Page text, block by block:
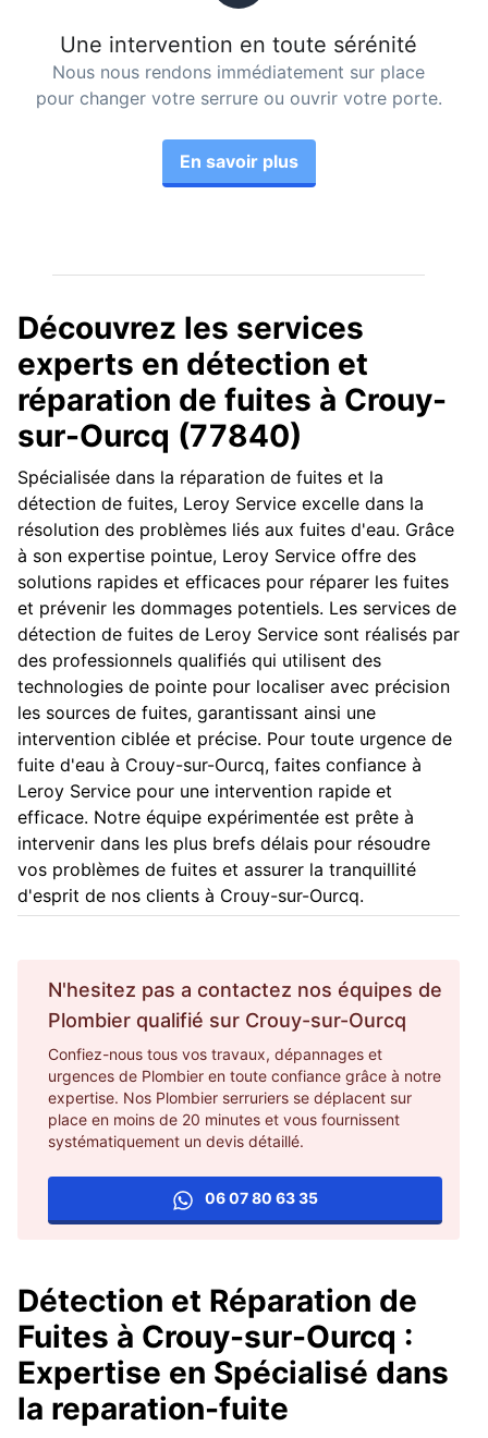
Une intervention en toute sérénité
Nous nous rendons immédiatement sur place
pour changer votre serrure ou ouvrir votre porte.
En savoir plus
Découvrez les services
experts en détection et
réparation de fuites à Crouy-
sur-Ourcq (77840)
Spécialisée dans la réparation de fuites et la
détection de fuites, Leroy Service excelle dans la
résolution des problèmes liés aux fuites d'eau. Grâce
à son expertise pointue, Leroy Service offre des
solutions rapides et efficaces pour réparer les fuites
et prévenir les dommages potentiels. Les services de
détection de fuites de Leroy Service sont réalisés par
des professionnels qualifiés qui utilisent des
technologies de pointe pour localiser avec précision
les sources de fuites, garantissant ainsi une
intervention ciblée et précise. Pour toute urgence de
fuite d'eau à Crouy-sur-Ourcq, faites confiance à
Leroy Service pour une intervention rapide et
efficace. Notre équipe expérimentée est prête à
intervenir dans les plus brefs délais pour résoudre
vos problèmes de fuites et assurer la tranquillité
d'esprit de nos clients à Crouy-sur-Ourcq.
N'hesitez pas a contactez nos équipes de
Plombier qualifié sur Crouy-sur-Ourcq
Confiez-nous tous vos travaux, dépannages et
urgences de Plombier en toute confiance grâce à notre
expertise. Nos Plombier serruriers se déplacent sur
place en moins de 20 minutes et vous fournissent
systématiquement un devis détaillé.
06 07 80 63 35
Détection et Réparation de
Fuites à Crouy-sur-Ourcq :
Expertise en Spécialisé dans
la reparation-fuite